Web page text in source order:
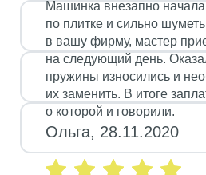
Машинка внезапно начала
по плитке и сильно
в вашу фирму, мастер
на следующий день.
пружины износились и
их заменить. В итоге
о которой и говорили.
Ольга, 28.11.2020